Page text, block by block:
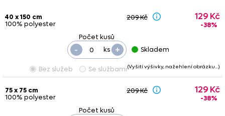
40 x 150 cm
100% polyester
ks +
-
209 Kč 129 Kč
-38%
Skladem
Bez služeb Se službami(Vyšití výšivky, nažehlení obrázku…)
75 x 75 cm
100% polyester
209 Kč 129 Kč
-38%